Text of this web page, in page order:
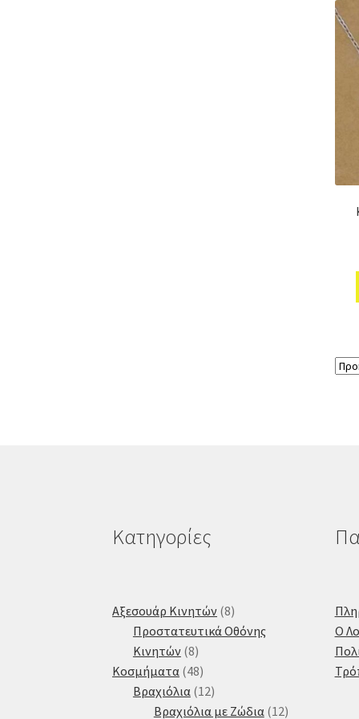
Κατηγορίες
Αξεσουάρ Κινητών 88
προϊόντα
Προστατευτικά Οθόνης
Κινητών 88
προϊόντα
Κοσμήματα 4848
προϊόντα
Βραχιόλια 1212
προϊόντα
Βραχιόλια με Ζώδια 1212
Ο